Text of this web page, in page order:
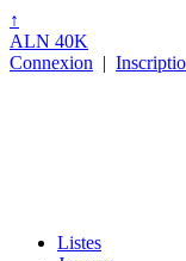
↑
ALN 40K
Connexion |
Listes